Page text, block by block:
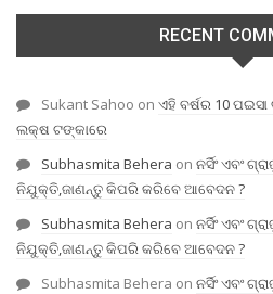
RECENT
Sukant Sahoo on ଏହି ବର୍ଷର 10
ଲକ୍ଷ ଟଙ୍କାରେ
Subhasmita Behera on ନର୍ସିଂ ଏବଂ
ନିଯୁକ୍ତି,ଜାଣନ୍ତୁ କିପରି କରିବେ ଆବେଦନ ?
Subhasmita Behera on ନର୍ସିଂ ଏବଂ
ନିଯୁକ୍ତି,ଜାଣନ୍ତୁ କିପରି କରିବେ ଆବେଦନ ?
Subhasmita Behera on ନର୍ସିଂ ଏବଂ